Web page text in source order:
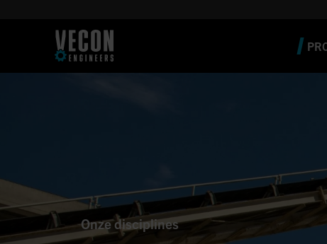
Onze disciplines